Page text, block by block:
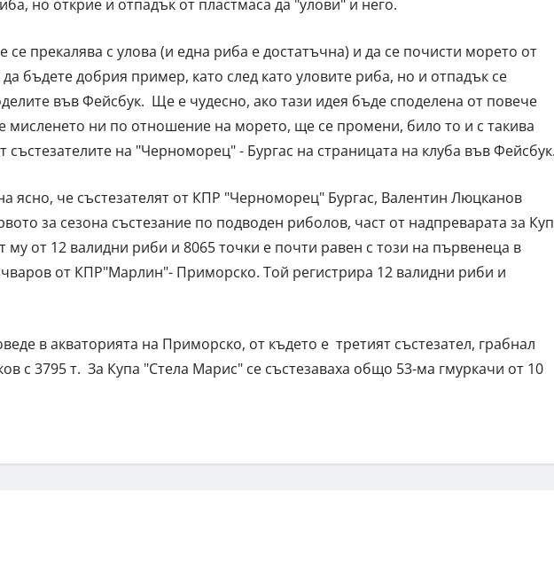
но открие и отпадък от пластмаса да "улови" и него.
се прекалява с улова (и една риба е достатъчна) и да се почисти морето от
бъдете добрия пример, като след като уловите риба, но и отпадък се
във Фейсбук. Ще е чудесно, ако тази идея бъде споделена от повече
мисленето ни по отношение на морето, ще се промени, било то и с такива
състезателите на "Черноморец" - Бургас на страницата на клуба във
ясно, че състезателят от КПР "Черноморец" Бургас, Валентин Люцканов
за сезона състезание по подводен риболов, част от надпреварата за
му от 12 валидни риби и 8065 точки е почти равен с този на първенеца в
от КПР"Марлин"- Приморско. Той регистрира 12 валидни риби и
в акваторията на Приморско, от където е третият състезател, грабнал
с 3795 т. За Купа "Стела Марис" се състезаваха общо 53-ма гмуркачи от 10